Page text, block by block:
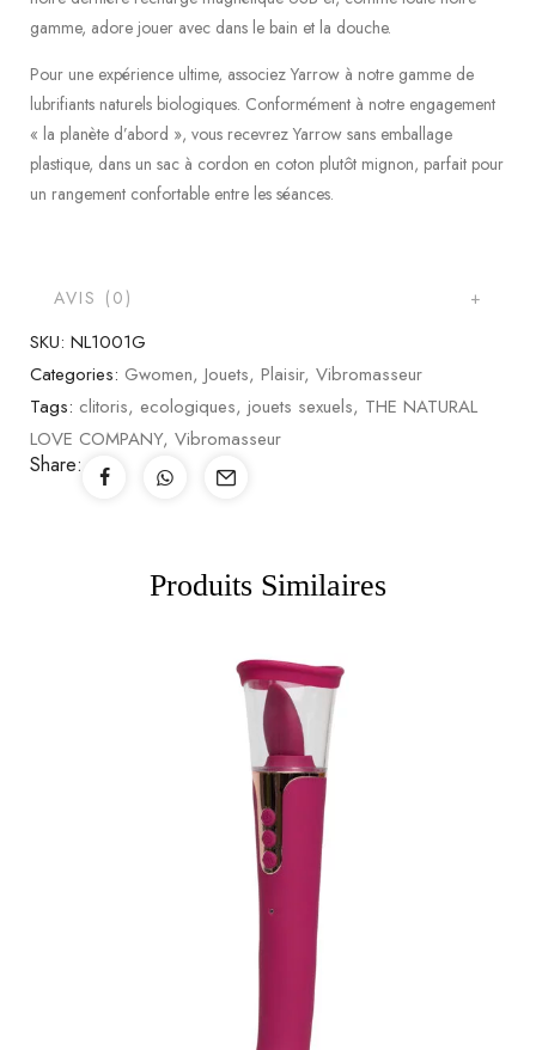
gamme, adore jouer avec dans le bain et la douche.
Pour une expérience ultime, associez Yarrow à notre gamme de
lubrifiants naturels biologiques. Conformément à notre engagement
« la planète d’abord », vous recevrez Yarrow sans emballage
plastique, dans un sac à cordon en coton plutôt mignon, parfait pour
un rangement confortable entre les séances.
AVIS (0)
SKU: NL1001G
Categories: Gwomen, Jouets, Plaisir, Vibromasseur
Tags: clitoris, ecologiques, jouets sexuels, THE NATURAL
LOVE COMPANY, Vibromasseur
Share:
Produits Similaires